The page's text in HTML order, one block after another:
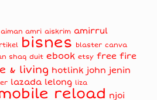
aiman amri aiskrim amirrul
bisnes blaster canva
shaq duit ebook etsy free fire
& living hotlink john jenin
lazada lelong liza
reload njoi